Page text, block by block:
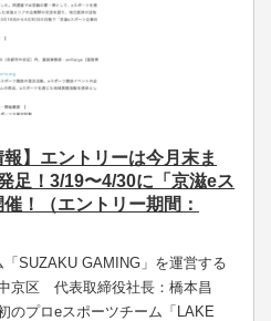
報】エントリーは今月末ま
足！3/19〜4/30に「京滋eス
！（エントリー期間：
SUZAKU GAMING」を運営する
京区 代表取締役社長：橋本昌
のプロeスポーツチーム「LAKE